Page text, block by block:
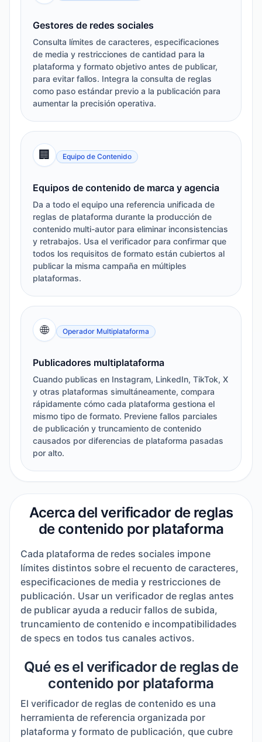
Gestores de redes sociales
Consulta límites de caracteres, especificaciones
de media y restricciones de cantidad para la
plataforma y formato objetivo antes de publicar,
para evitar fallos. Integra la consulta de reglas
como paso estándar previo a la publicación para
aumentar la precisión operativa.
🏢 Equipo de Contenido
Equipos de contenido de marca y agencia
Da a todo el equipo una referencia unificada de
reglas de plataforma durante la producción de
contenido multi-autor para eliminar inconsistencias
y retrabajos. Usa el verificador para confirmar que
todos los requisitos de formato están cubiertos al
publicar la misma campaña en múltiples
plataformas.
🌐 Operador Multiplataforma
Publicadores multiplataforma
Cuando publicas en Instagram, LinkedIn, TikTok, X
y otras plataformas simultáneamente, compara
rápidamente cómo cada plataforma gestiona el
mismo tipo de formato. Previene fallos parciales
de publicación y truncamiento de contenido
causados por diferencias de plataforma pasadas
por alto.
Acerca del verificador de reglas
de contenido por plataforma
Cada plataforma de redes sociales impone
límites distintos sobre el recuento de caracteres,
especificaciones de media y restricciones de
publicación. Usar un verificador de reglas antes
de publicar ayuda a reducir fallos de subida,
truncamiento de contenido e incompatibilidades
de specs en todos tus canales activos.
Qué es el verificador de reglas de
contenido por plataforma
El verificador de reglas de contenido es una
herramienta de referencia organizada por
plataforma y formato de publicación, que cubre